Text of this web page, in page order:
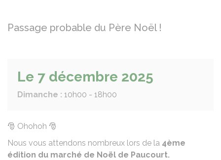
Passage probable du Père Noël !
Le 7 décembre 2025
Dimanche : 10h00 - 18h00
🎅 Ohohoh 🎅
Nous vous attendons nombreux lors de la 4ème
édition du marché de Noël de Paucourt.